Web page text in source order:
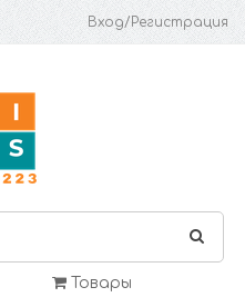
Вход/Регистрация
Товары